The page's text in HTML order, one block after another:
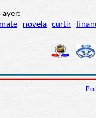
ayer:
novela curtir